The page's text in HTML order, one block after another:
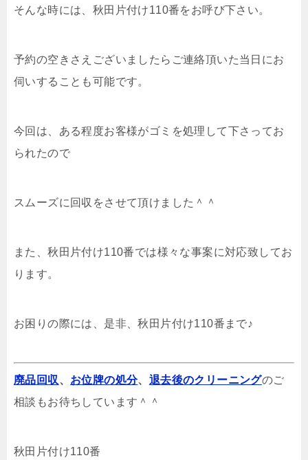
そんな時には、秋田片付け110番をお呼び下さい。
予約の空きさえございましたらご連絡頂いた当日にお
伺いすることも可能です。
今回は、ある程度お客様がゴミを処理して下さってお
られたので
スムーズに回収をさせて頂けました＾＾
また、秋田片付け110番では様々な事案に対応致してお
ります。
お困りの際には、是非、秋田片付け110番まで♪
廃品回収、 お位牌の処分、 退去後のクリーニングのご
相談もお待ちしています＾＾
秋田片付け110番